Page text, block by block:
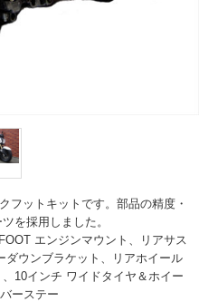
フットキットです。部品の精度・
を採用しました。
エンジンマウント、リアサス
ダウンブラケット、リアホイール
10インチ ワイドタイヤ＆ホイー
ーステー